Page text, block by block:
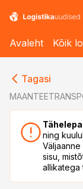
Avaleht Kõik
Tagasi
ning
sisu,
allikatega